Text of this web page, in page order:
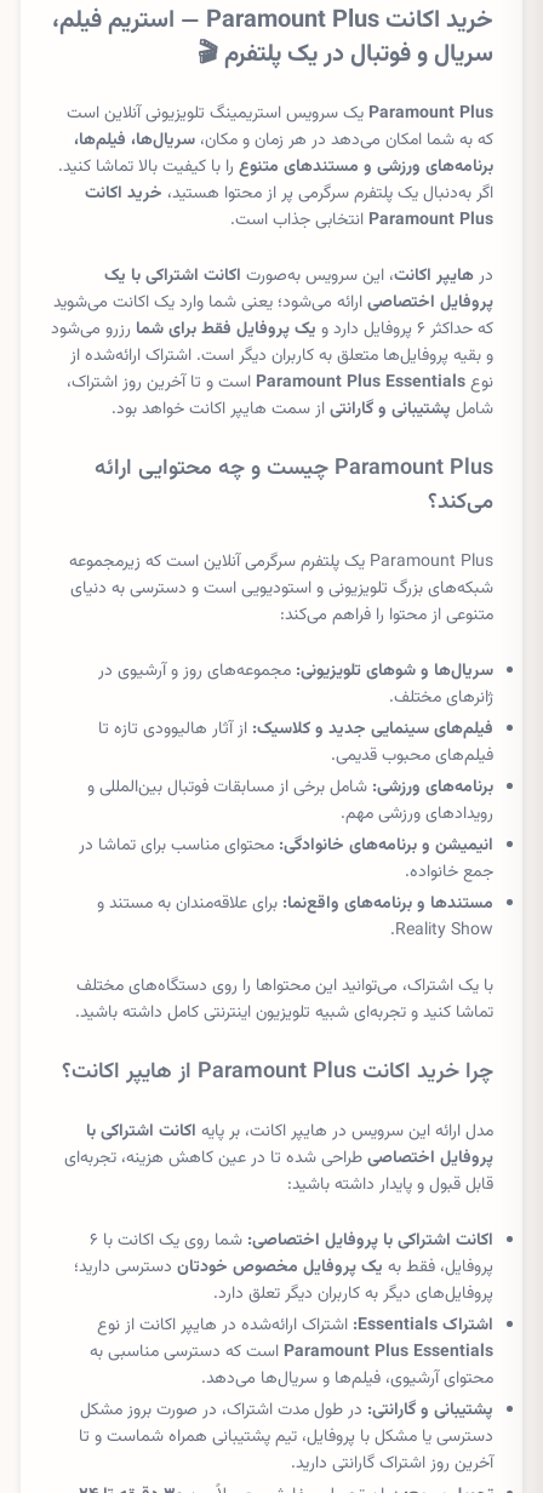
خرید اکانت Paramount Plus — استریم فیلم،
سریال و فوتبال در یک پلتفرم 🎬
Paramount Plus یک سرویس استریمینگ تلویزیونی آنلاین است
که به شما امکان می‌دهد در هر زمان و مکان، سریال‌ها، فیلم‌ها،
برنامه‌های ورزشی و مستندهای متنوع را با کیفیت بالا تماشا کنید.
اگر به‌دنبال یک پلتفرم سرگرمی پر از محتوا هستید، خرید اکانت
Paramount Plus انتخابی جذاب است.
درهایپر اکانت، این سرویس به‌صورت اکانت اشتراکی با یک
پروفایل اختصاصیارائه می‌شود؛ یعنی شما وارد یک اکانت می‌شوید
که حداکثر ۶ پروفایل دارد و
یک پروفایل فقط برای شما رزرو می‌شود
و بقیه پروفایل‌ها متعلق به کاربران دیگر است. اشتراک ارائه‌شده از
نوعParamount Plus Essentials است و تا آخرین روز اشتراک،
شامل پشتیبانی و گارانتیاز سمت هایپر اکانت خواهد بود.
Paramount Plus چیست و چه محتوایی ارائه
می‌کند؟
Paramount Plus یک پلتفرم سرگرمی آنلاین است که زیرمجموعه
شبکه‌های بزرگ تلویزیونی و استودیویی است و دسترسی به دنیای
متنوعی از محتوا را فراهم می‌کند:
سریال‌ها و شوهای تلویزیونی: مجموعه‌های روز و آرشیوی در
ژانرهای مختلف.
فیلم‌های سینمایی جدید و کلاسیک: از آثار هالیوودی تازه تا
فیلم‌های محبوب قدیمی.
برنامه‌های ورزشی: شامل برخی از مسابقات فوتبال بین‌المللی و
رویدادهای ورزشی مهم.
انیمیشن و برنامه‌های خانوادگی: محتوای مناسب برای تماشا در
جمع خانواده.
مستندها و برنامه‌های واقع‌نما: برای علاقه‌مندان به مستند و
Reality Show.
با یک اشتراک، می‌توانید این محتواها را روی دستگاه‌های مختلف
تماشا کنید و تجربه‌ای شبیه تلویزیون اینترنتی کامل داشته باشید.
چرا خرید اکانت Paramount Plus از هایپر اکانت؟
مدل ارائه این سرویس در هایپر اکانت، بر پایه اکانت اشتراکی با
پروفایل اختصاصیطراحی شده تا در عین کاهش هزینه، تجربه‌ای
قابل قبول و پایدار داشته باشید:
اکانت اشتراکی با پروفایل اختصاصی:
شما روی یک اکانت با ۶
پروفایل، فقط به یک پروفایل مخصوص خودتان دسترسی دارید؛
پروفایل‌های دیگر به کاربران دیگر تعلق دارد.
اشتراک Essentials:
اشتراک ارائه‌شده در هایپر اکانت از نوع
Paramount Plus Essentials است که دسترسی مناسبی به
محتوای آرشیوی، فیلم‌ها و سریال‌ها می‌دهد.
پشتیبانی و گارانتی: در طول مدت اشتراک، در صورت بروز مشکل
دسترسی یا مشکل با پروفایل، تیم پشتیبانی همراه شماست و تا
آخرین روز اشتراک گارانتی دارید.